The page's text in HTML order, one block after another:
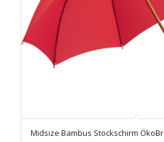
Midsize Bambus Stockschirm